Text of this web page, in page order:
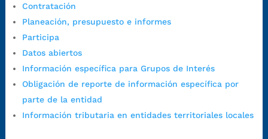
Contratación
Planeación, presupuesto e informes
Participa
Datos abiertos
Información específica para Grupos de Interés
Obligación de reporte de información específica por
parte de la entidad
Información tributaria en entidades territoriales locales
30 minutos de descanso al medio día.
Horario de Atención CAME (Norte):
Dirección:Carrera 12 #16N-84 del barrio Kennedy.
Horario habitual de lunes a viernes en
a.m. a 3:00 p.m.
Teléfono Conmutador:+57 (607) 633 70 00
Líneagratuita:+57 (607) 652 55 55
Correo Institucional: contactenos@bucaramanga.gov.co